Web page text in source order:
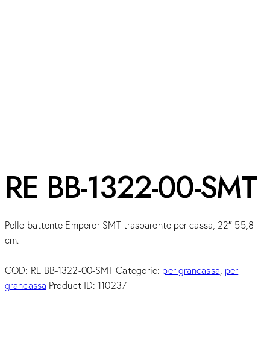
RE BB-1322-00-SMT
Pelle battente Emperor SMT trasparente per cassa, 22″ 55,8
cm.
COD: RE BB-1322-00-SMT Categorie: per grancassa, per
grancassa Product ID:110237